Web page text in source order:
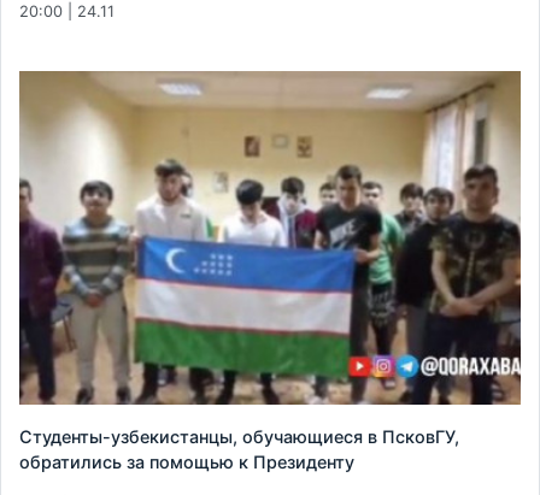
20:00 | 24.11
Студенты-узбекистанцы, обучающиеся в ПсковГУ,
обратились за помощью к Президенту